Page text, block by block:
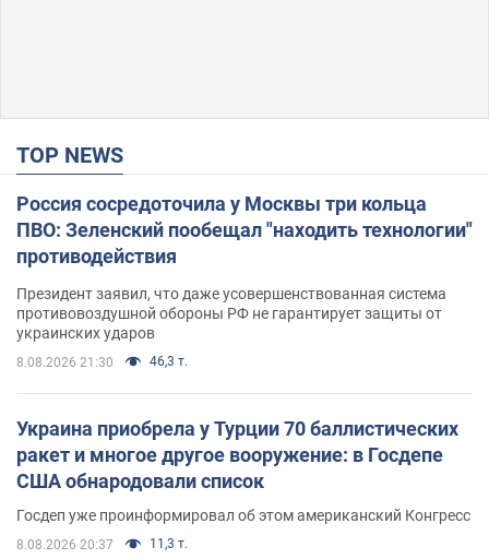
TOP NEWS
Россия сосредоточила у Москвы три кольца
ПВО: Зеленский пообещал "находить технологии"
противодействия
Президент заявил, что даже усовершенствованная система
противовоздушной обороны РФ не гарантирует защиты от
украинских ударов
8.08.2026 21:30 46,3 т.
Украина приобрела у Турции 70 баллистических
ракет и многое другое вооружение: в Госдепе
США обнародовали список
Госдеп уже проинформировал об этом американский Конгресс
8.08.2026 20:37 11,3 т.